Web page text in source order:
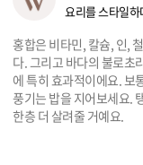
요리를 스타일하
홍합은 비타민, 칼슘, 인,
다. 그리고 바다의 불로초
에 특히 효과적이에요. 보
풍기는 밥을 지어보세요.
한층 더 살려줄 거예요.